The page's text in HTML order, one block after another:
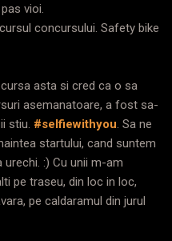
vioi.
concursului. Safety bike
asta si cred ca o sa
asemanatoare, a fost sa-
stiu. #selfiewithyou . Sa ne
startului, cand suntem
:) Cu unii m-am
pe traseu, din loc in loc,
pe caldaramul din jurul